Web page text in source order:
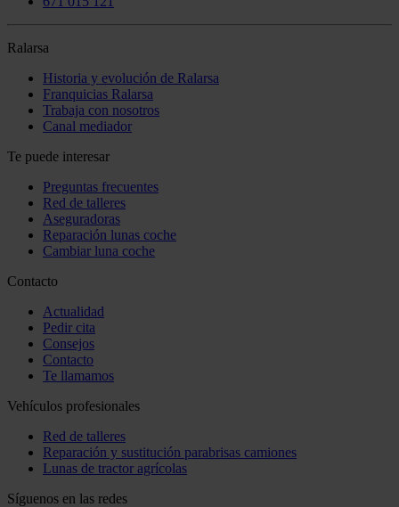
Ralarsa
Historia y evolución de Ralarsa
Franquicias Ralarsa
Trabaja con nosotros
Canal mediador
Te puede interesar
Preguntas frecuentes
Red de talleres
Aseguradoras
Reparación lunas coche
Cambiar luna coche
Contacto
Actualidad
Pedir cita
Consejos
Contacto
Te llamamos
Vehículos profesionales
Red de talleres
Reparación y sustitución parabrisas camiones
Lunas de tractor agrícolas
Síguenos en las redes